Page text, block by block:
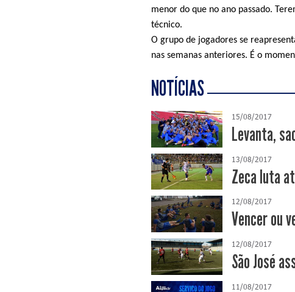
menor do que no ano passado.
técnico.
O grupo de jogadores se
nas semanas anteriores. É o
NOTÍCIAS
15/08/2017
Levanta,
13/08/2017
Zeca luta
12/08/2017
Vencer ou
12/08/2017
São José
11/08/2017